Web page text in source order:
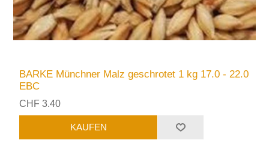
BARKE Münchner Malz geschrotet 1 kg 17.0 - 22.0
EBC
CHF 3.40